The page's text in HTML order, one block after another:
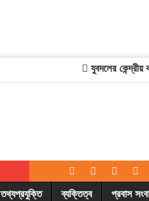
যুবদলের কেন্দ্রীয়
তথ্যপ্রযুক্তি ব্যক্তিত্ব প্রবাস